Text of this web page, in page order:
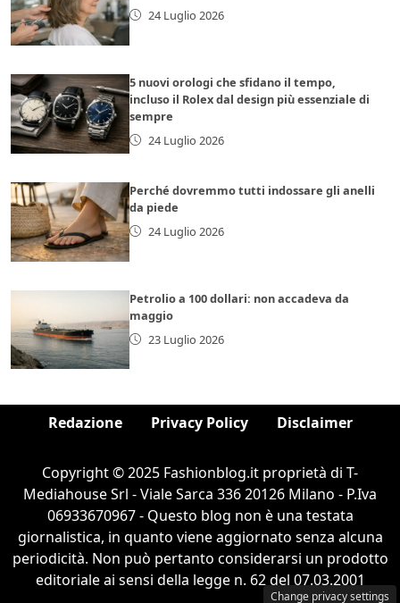
24 Luglio 2026
5 nuovi orologi che sfidano il tempo,
incluso il Rolex dal design più essenziale di
sempre
24 Luglio 2026
Perché dovremmo tutti indossare gli anelli
da piede
24 Luglio 2026
Petrolio a 100 dollari: non accadeva da
maggio
23 Luglio 2026
Redazione Privacy Policy Disclaimer
Copyright © 2025 Fashionblog.it proprietà di T-
Mediahouse Srl - Viale Sarca 336 20126 Milano - P.Iva
06933670967 - Questo blog non è una testata
giornalistica, in quanto viene aggiornato senza alcuna
periodicità. Non può pertanto considerarsi un prodotto
editoriale ai sensi della legge n. 62 del 07.03.2001
Change privacy settings